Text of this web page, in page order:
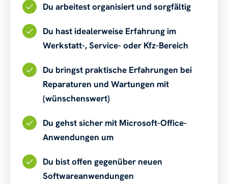
Du arbeitest organisiert und sorgfältig
Du hast idealerweise Erfahrung im
Werkstatt-, Service- oder Kfz-Bereich
Du bringst praktische Erfahrungen bei
Reparaturen und Wartungen mit
(wünschenswert)
Du gehst sicher mit Microsoft-Office-
Anwendungen um
Du bist offen gegenüber neuen
Softwareanwendungen